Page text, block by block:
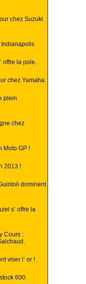
chez Suzuki
Indianapolis
offre la pole.
chez Yamaha.
plein
chez
Moto GP !
2013 !
dominent
s’ offre la
Cours :
viser l’ or !
600.